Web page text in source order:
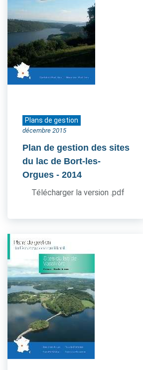
Plans de gestion
décembre 2015
Plan de gestion des sites
du lac de Bort-les-
Orgues - 2014
Télécharger la version .pdf